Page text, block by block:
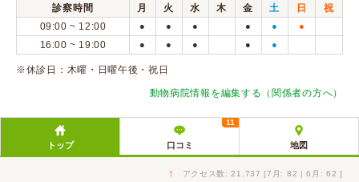
Calooペットとは？
口コミ投稿
診察時間 月 火 水 木 金 土 日
祝
09:00 ~ 12:00
● ● ● ● ● ●
16:00 ~ 19:00 ● ● ● ● ●
※休診日：木曜・日曜午後・祝日
動物病院情報を編集する（関係者の方へ）
トップ 口コミ
11
地図
↑ アクセス数: 21,737 [7月: 82 | 6月: 62 ]